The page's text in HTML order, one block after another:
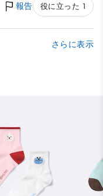
報告 役に立った 1
さらに表示